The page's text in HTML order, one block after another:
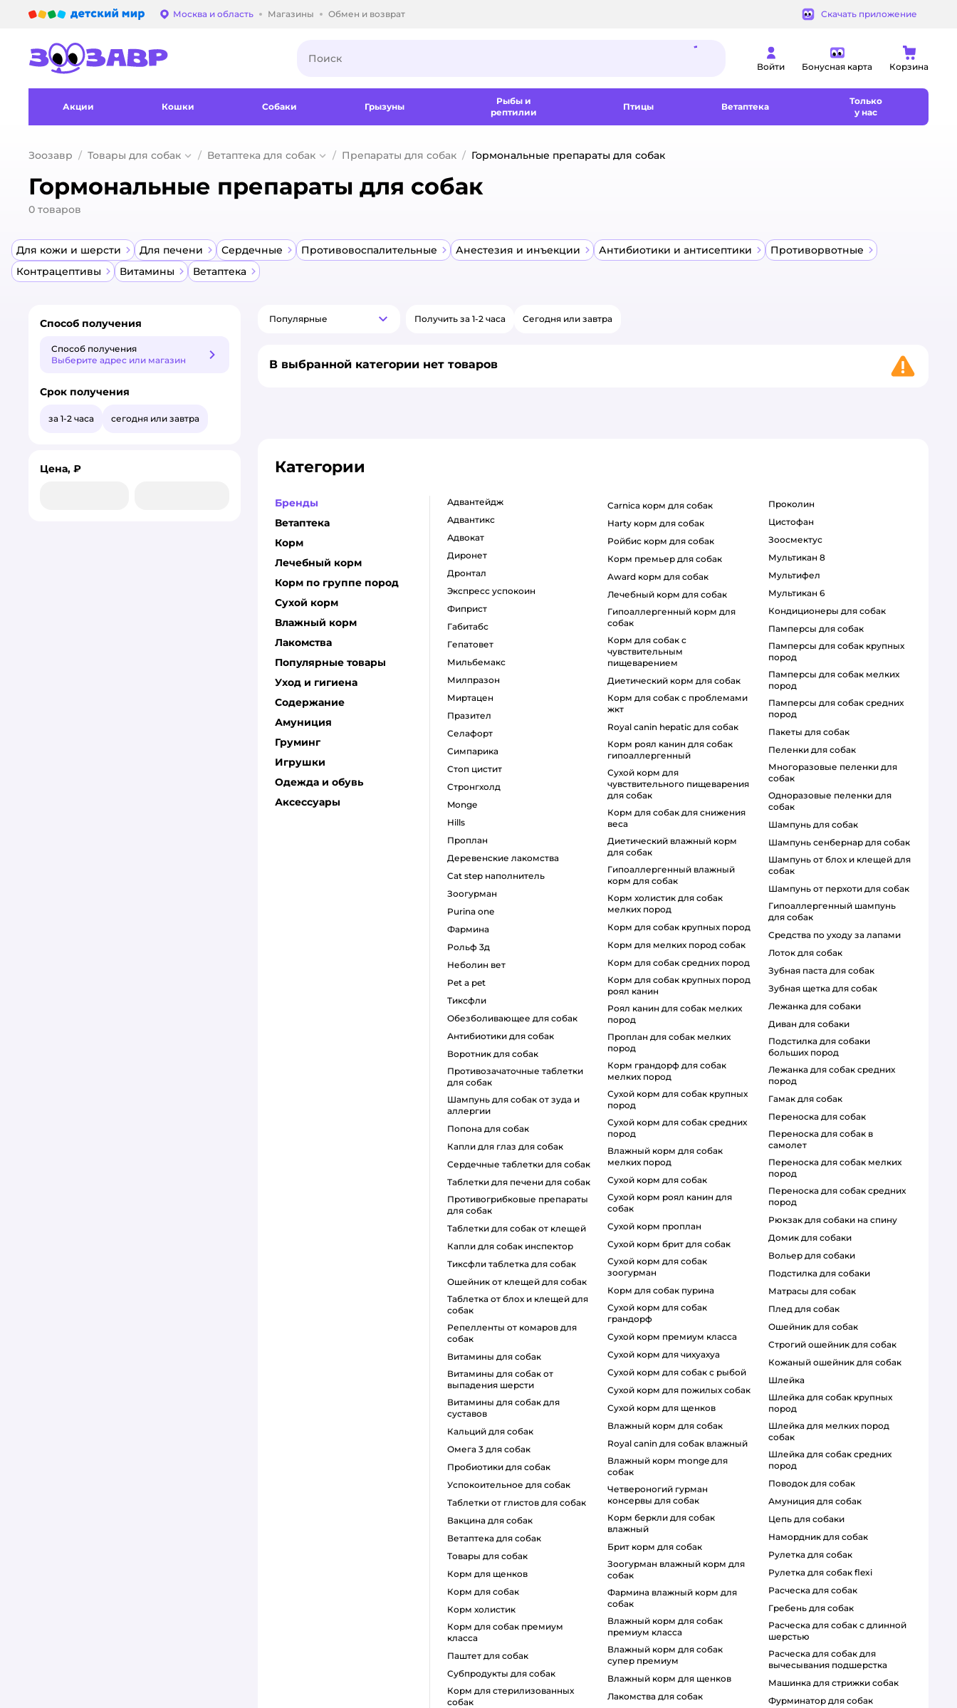
Выбор адреса доставки.
Москва и область Магазины Обмен и возврат Скачать приложение
Войти Бонусная карта Корзина
Акции Кошки Собаки Грызуны
Рыбы и
рептилии
Птицы Ветаптека
Только
у нас
Зоозавр Товары для собак Ветаптека для собак Препараты для собак Гормональные препараты для собак
Гормональные препараты для собак
0 товаров
Для кожи и шерсти Для печени Сердечные Противовоспалительные Анестезия и инъекции Антибиотики и антисептики
Противорвотные
Контрацептивы
Витамины Ветаптека
Популярные
Популярные Получить за 1-2 часа Сегодня или завтра
В выбранной категории нет товаров
Категории
Бренды
Ветаптека
Корм
Лечебный корм
Корм по группе пород
Сухой корм
Влажный корм
Лакомства
Популярные товары
Уход и гигиена
Содержание
Амуниция
Груминг
Игрушки
Одежда и обувь
Аксессуары
адвантейдж
адвантикс
адвокат
диронет
дронтал
экспресс успокоин
фиприст
габитабс
гепатовет
мильбемакс
милпразон
миртацен
празител
селафорт
симпарика
стоп цистит
стронгхолд
monge
hills
проплан
деревенские лакомства
cat step наполнитель
зоогурман
purina one
фармина
рольф 3д
неболин вет
pet a pet
тиксфли
обезболивающее для собак
антибиотики для собак
воротник для собак
противозачаточные таблетки
для собак
шампунь для собак от зуда и
аллергии
попона для собак
капли для глаз для собак
сердечные таблетки для собак
таблетки для печени для собак
противогрибковые препараты
для собак
таблетки для собак от клещей
капли для собак инспектор
тиксфли таблетка для собак
ошейник от клещей для собак
таблетка от блох и клещей для
собак
репелленты от комаров для
собак
витамины для собак
витамины для собак от
выпадения шерсти
витамины для собак для
суставов
кальций для собак
омега 3 для собак
пробиотики для собак
успокоительное для собак
таблетки от глистов для собак
вакцина для собак
ветаптека для собак
товары для собак
корм для щенков
корм для собак
корм холистик
корм для собак премиум
класса
паштет для собак
субпродукты для собак
корм для стерилизованных
собак
carnica корм для собак
harty корм для собак
ройбис корм для собак
корм премьер для собак
award корм для собак
лечебный корм для собак
гипоаллергенный корм для
собак
корм для собак с
чувствительным
пищеварением
диетический корм для собак
корм для собак с проблемами
жкт
royal canin hepatic для собак
корм роял канин для собак
гипоаллергенный
сухой корм для
чувствительного пищеварения
для собак
корм для собак для снижения
веса
диетический влажный корм
для собак
гипоаллергенный влажный
корм для собак
корм холистик для собак
мелких пород
корм для собак крупных пород
корм для мелких пород собак
корм для собак средних пород
корм для собак крупных пород
роял канин
роял канин для собак мелких
пород
проплан для собак мелких
пород
корм грандорф для собак
мелких пород
сухой корм для собак крупных
пород
сухой корм для собак средних
пород
влажный корм для собак
мелких пород
сухой корм для собак
сухой корм роял канин для
собак
сухой корм проплан
сухой корм брит для собак
сухой корм для собак
зоогурман
корм для собак пурина
сухой корм для собак
грандорф
сухой корм премиум класса
сухой корм для чихуахуа
сухой корм для собак с рыбой
сухой корм для пожилых собак
сухой корм для щенков
влажный корм для собак
royal canin для собак влажный
влажный корм monge для
собак
четвероногий гурман
консервы для собак
корм беркли для собак
влажный
брит корм для собак
зоогурман влажный корм для
собак
фармина влажный корм для
собак
влажный корм для собак
премиум класса
влажный корм для собак
супер премиум
влажный корм для щенков
лакомства для собак
проколин
цистофан
зоосмектус
мультикан 8
мультифел
мультикан 6
кондиционеры для собак
памперсы для собак
памперсы для собак крупных
пород
памперсы для собак мелких
пород
памперсы для собак средних
пород
пакеты для собак
пеленки для собак
многоразовые пеленки для
собак
одноразовые пеленки для
собак
шампунь для собак
шампунь сенбернар для собак
шампунь от блох и клещей для
собак
шампунь от перхоти для собак
гипоаллергенный шампунь
для собак
средства по уходу за лапами
лоток для собак
зубная паста для собак
зубная щетка для собак
лежанка для собаки
диван для собаки
подстилка для собаки
больших пород
лежанка для собак средних
пород
гамак для собак
переноска для собак
переноска для собак в
самолет
переноска для собак мелких
пород
переноска для собак средних
пород
рюкзак для собаки на спину
домик для собаки
вольер для собаки
подстилка для собаки
матрасы для собак
плед для собак
ошейник для собак
строгий ошейник для собак
кожаный ошейник для собак
шлейка
шлейка для собак крупных
пород
шлейка для мелких пород
собак
шлейка для собак средних
пород
поводок для собак
амуниция для собак
цепь для собаки
намордник для собак
рулетка для собак
рулетка для собак flexi
расческа для собак
гребень для собак
расческа для собак с длинной
шерстью
расческа для собак для
вычесывания подшерстка
машинка для стрижки собак
фурминатор для собак
Способ получения
Способ получения
Выберите адрес или магазин
Способ получения
Срок получения
за 1-2 часа сегодня или завтра
Цена, ₽